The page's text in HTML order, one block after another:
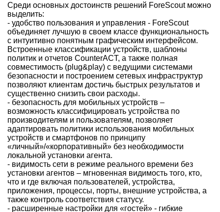
Среди основных достоинств решений ForeScout можно
выделить:
- удобство пользования и управления - ForeScout
объединяет лучшую в своем классе функциональность
с интуитивно понятным графическим интерфейсом.
Встроенные классификации устройств, шаблоны
политик и отчетов CounterACT, а также полная
совместимость (plug&play) с ведущими системами
безопасности и построением сетевых инфраструктур
позволяют клиентам достичь быстрых результатов и
существенно снизить свои расходы.
- безопасность для мобильных устройств –
возможность классифицировать устройства по
производителям и пользователям, позволяет
адаптировать политики использования мобильных
устройств и смартфонов по принципу
«личный»/«корпоративный» без необходимости
локальной установки агента.
- видимость сети в режиме реального времени без
установки агентов – мгновенная видимость того, кто,
что и где включая пользователей, устройства,
приложения, процессы, порты, внешние устройства, а
также контроль соответствия статусу.
- расширенные настройки для «гостей» - гибкие